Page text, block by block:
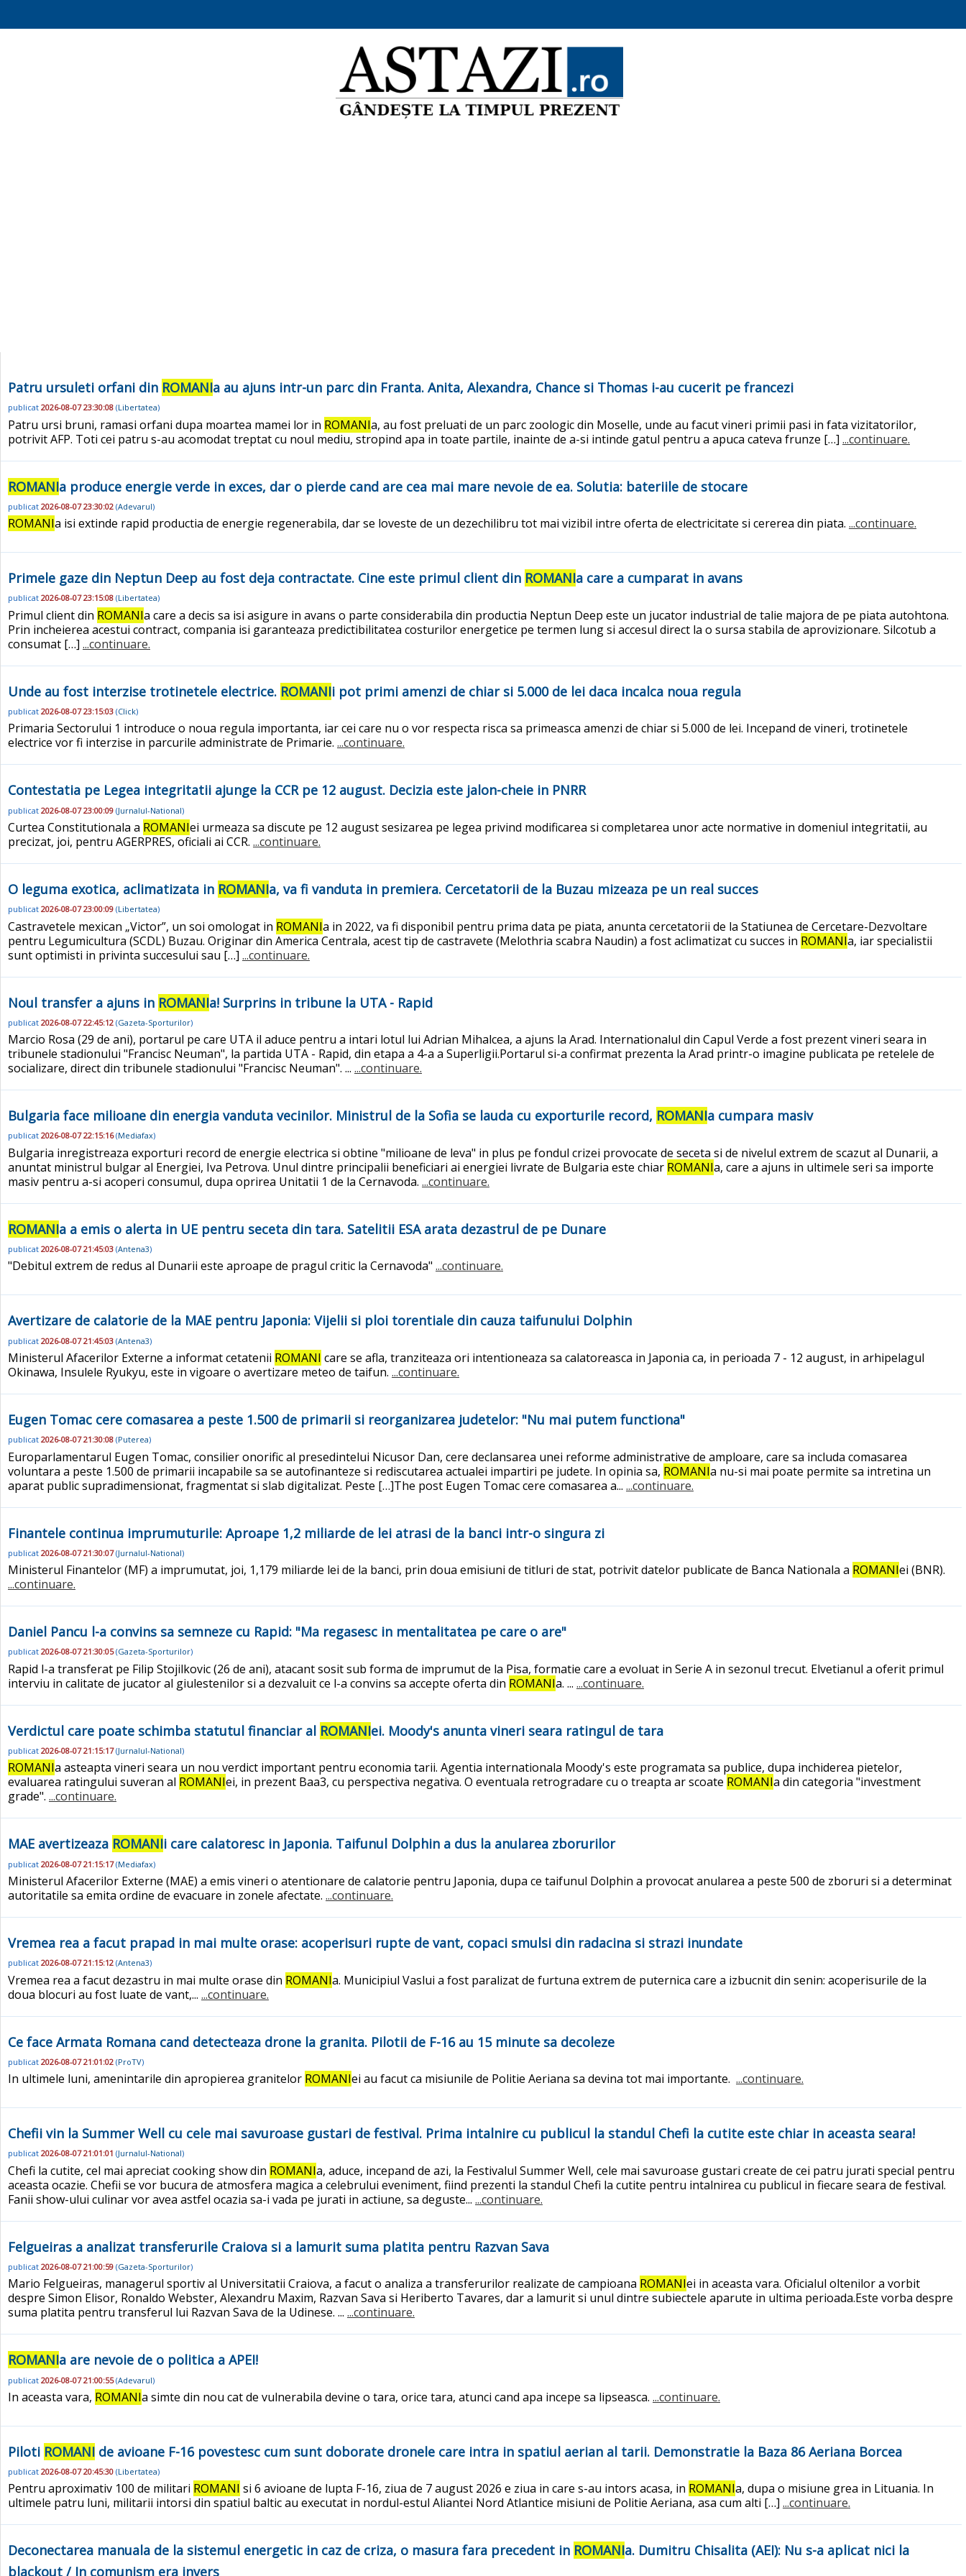
Patru ursuleti orfani din ROMANIa au ajuns intr-un parc din Franta. Anita, Alexandra, Chance si Thomas i-au cucerit pe francezi
publicat 2026-08-07 23:30:08 (Libertatea)
Patru ursi bruni, ramasi orfani dupa moartea mamei lor in ROMANIa, au fost preluati de un parc zoologic din Moselle, unde au facut vineri primii pasi in fata vizitatorilor,
potrivit AFP. Toti cei patru s-au acomodat treptat cu noul mediu, stropind apa in toate partile, inainte de a-si intinde gatul pentru a apuca cateva frunze […] ...continuare.
ROMANIa produce energie verde in exces, dar o pierde cand are cea mai mare nevoie de ea. Solutia: bateriile de stocare
publicat 2026-08-07 23:30:02 (Adevarul)
ROMANIa isi extinde rapid productia de energie regenerabila, dar se loveste de un dezechilibru tot mai vizibil intre oferta de electricitate si cererea din piata. ...continuare.
Primele gaze din Neptun Deep au fost deja contractate. Cine este primul client din ROMANIa care a cumparat in avans
publicat 2026-08-07 23:15:08 (Libertatea)
Primul client din ROMANIa care a decis sa isi asigure in avans o parte considerabila din productia Neptun Deep este un jucator industrial de talie majora de pe piata autohtona.
Prin incheierea acestui contract, compania isi garanteaza predictibilitatea costurilor energetice pe termen lung si accesul direct la o sursa stabila de aprovizionare. Silcotub a
consumat […] ...continuare.
Unde au fost interzise trotinetele electrice. ROMANIi pot primi amenzi de chiar si 5.000 de lei daca incalca noua regula
publicat 2026-08-07 23:15:03 (Click)
Primaria Sectorului 1 introduce o noua regula importanta, iar cei care nu o vor respecta risca sa primeasca amenzi de chiar si 5.000 de lei. Incepand de vineri, trotinetele
electrice vor fi interzise in parcurile administrate de Primarie. ...continuare.
Contestatia pe Legea integritatii ajunge la CCR pe 12 august. Decizia este jalon-cheie in PNRR
publicat 2026-08-07 23:00:09 (Jurnalul-National)
Curtea Constitutionala a ROMANIei urmeaza sa discute pe 12 august sesizarea pe legea privind modificarea si completarea unor acte normative in domeniul integritatii, au
precizat, joi, pentru AGERPRES, oficiali ai CCR. ...continuare.
O leguma exotica, aclimatizata in ROMANIa, va fi vanduta in premiera. Cercetatorii de la Buzau mizeaza pe un real succes
publicat 2026-08-07 23:00:09 (Libertatea)
Castravetele mexican „Victor”, un soi omologat in ROMANIa in 2022, va fi disponibil pentru prima data pe piata, anunta cercetatorii de la Statiunea de Cercetare-Dezvoltare
pentru Legumicultura (SCDL) Buzau. Originar din America Centrala, acest tip de castravete (Melothria scabra Naudin) a fost aclimatizat cu succes in ROMANIa, iar specialistii
sunt optimisti in privinta succesului sau […] ...continuare.
Noul transfer a ajuns in ROMANIa! Surprins in tribune la UTA - Rapid
publicat 2026-08-07 22:45:12 (Gazeta-Sporturilor)
Marcio Rosa (29 de ani), portarul pe care UTA il aduce pentru a intari lotul lui Adrian Mihalcea, a ajuns la Arad. Internationalul din Capul Verde a fost prezent vineri seara in
tribunele stadionului "Francisc Neuman", la partida UTA - Rapid, din etapa a 4-a a Superligii.Portarul si-a confirmat prezenta la Arad printr-o imagine publicata pe retelele de
socializare, direct din tribunele stadionului "Francisc Neuman". ... ...continuare.
Bulgaria face milioane din energia vanduta vecinilor. Ministrul de la Sofia se lauda cu exporturile record, ROMANIa cumpara masiv
publicat 2026-08-07 22:15:16(Mediafax)
Bulgaria inregistreaza exporturi record de energie electrica si obtine "milioane de leva" in plus pe fondul crizei provocate de seceta si de nivelul extrem de scazut al Dunarii, a
anuntat ministrul bulgar al Energiei, Iva Petrova. Unul dintre principalii beneficiari ai energiei livrate de Bulgaria este chiar ROMANIa, care a ajuns in ultimele seri sa importe
masiv pentru a-si acoperi consumul, dupa oprirea Unitatii 1 de la Cernavoda. ...continuare.
ROMANIa a emis o alerta in UE pentru seceta din tara. Satelitii ESA arata dezastrul de pe Dunare
publicat 2026-08-07 21:45:03 (Antena3)
"Debitul extrem de redus al Dunarii este aproape de pragul critic la Cernavoda" ...continuare.
Avertizare de calatorie de la MAE pentru Japonia: Vijelii si ploi torentiale din cauza taifunului Dolphin
publicat 2026-08-07 21:45:03 (Antena3)
Ministerul Afacerilor Externe a informat cetatenii ROMANI care se afla, tranziteaza ori intentioneaza sa calatoreasca in Japonia ca, in perioada 7 - 12 august, in arhipelagul
Okinawa, Insulele Ryukyu, este in vigoare o avertizare meteo de taifun. ...continuare.
Eugen Tomac cere comasarea a peste 1.500 de primarii si reorganizarea judetelor: "Nu mai putem functiona"
publicat 2026-08-07 21:30:08 (Puterea)
Europarlamentarul Eugen Tomac, consilier onorific al presedintelui Nicusor Dan, cere declansarea unei reforme administrative de amploare, care sa includa comasarea
voluntara a peste 1.500 de primarii incapabile sa se autofinanteze si rediscutarea actualei impartiri pe judete. In opinia sa, ROMANIa nu-si mai poate permite sa intretina un
aparat public supradimensionat, fragmentat si slab digitalizat. Peste […]The post Eugen Tomac cere comasarea a... ...continuare.
Finantele continua imprumuturile: Aproape 1,2 miliarde de lei atrasi de la banci intr-o singura zi
publicat 2026-08-07 21:30:07(Jurnalul-National)
Ministerul Finantelor (MF) a imprumutat, joi, 1,179 miliarde lei de la banci, prin doua emisiuni de titluri de stat, potrivit datelor publicate de Banca Nationala a ROMANIei (BNR).
...continuare.
Daniel Pancu l-a convins sa semneze cu Rapid: "Ma regasesc in mentalitatea pe care o are"
publicat 2026-08-07 21:30:05(Gazeta-Sporturilor)
Rapid l-a transferat pe Filip Stojilkovic (26 de ani), atacant sosit sub forma de imprumut de la Pisa, formatie care a evoluat in Serie A in sezonul trecut. Elvetianul a oferit primul
interviu in calitate de jucator al giulestenilor si a dezvaluit ce l-a convins sa accepte oferta din ROMANIa. ... ...continuare.
Verdictul care poate schimba statutul financiar al ROMANIei. Moody's anunta vineri seara ratingul de tara
publicat 2026-08-07 21:15:17(Jurnalul-National)
ROMANIa asteapta vineri seara un nou verdict important pentru economia tarii. Agentia internationala Moody's este programata sa publice, dupa inchiderea pietelor,
evaluarea ratingului suveran al ROMANIei, in prezent Baa3, cu perspectiva negativa. O eventuala retrogradare cu o treapta ar scoate ROMANIa din categoria "investment
grade". ...continuare.
MAE avertizeaza ROMANIi care calatoresc in Japonia. Taifunul Dolphin a dus la anularea zborurilor
publicat 2026-08-07 21:15:17(Mediafax)
Ministerul Afacerilor Externe (MAE) a emis vineri o atentionare de calatorie pentru Japonia, dupa ce taifunul Dolphin a provocat anularea a peste 500 de zboruri si a determinat
autoritatile sa emita ordine de evacuare in zonele afectate. ...continuare.
Vremea rea a facut prapad in mai multe orase: acoperisuri rupte de vant, copaci smulsi din radacina si strazi inundate
publicat 2026-08-07 21:15:12 (Antena3)
Vremea rea a facut dezastru in mai multe orase din ROMANIa. Municipiul Vaslui a fost paralizat de furtuna extrem de puternica care a izbucnit din senin: acoperisurile de la
doua blocuri au fost luate de vant,... ...continuare.
Ce face Armata Romana cand detecteaza drone la granita. Pilotii de F-16 au 15 minute sa decoleze
publicat 2026-08-07 21:01:02 (ProTV)
In ultimele luni, amenintarile din apropierea granitelor ROMANIei au facut ca misiunile de Politie Aeriana sa devina tot mai importante. ...continuare.
Chefii vin la Summer Well cu cele mai savuroase gustari de festival. Prima intalnire cu publicul la standul Chefi la cutite este chiar in aceasta seara!
publicat 2026-08-07 21:01:01 (Jurnalul-National)
Chefi la cutite, cel mai apreciat cooking show din ROMANIa, aduce, incepand de azi, la Festivalul Summer Well, cele mai savuroase gustari create de cei patru jurati special pentru
aceasta ocazie. Chefii se vor bucura de atmosfera magica a celebrului eveniment, fiind prezenti la standul Chefi la cutite pentru intalnirea cu publicul in fiecare seara de festival.
Fanii show-ului culinar vor avea astfel ocazia sa-i vada pe jurati in actiune, sa deguste... ...continuare.
Felgueiras a analizat transferurile Craiova si a lamurit suma platita pentru Razvan Sava
publicat 2026-08-07 21:00:59 (Gazeta-Sporturilor)
Mario Felgueiras, managerul sportiv al Universitatii Craiova, a facut o analiza a transferurilor realizate de campioana ROMANIei in aceasta vara. Oficialul oltenilor a vorbit
despre Simon Elisor, Ronaldo Webster, Alexandru Maxim, Razvan Sava si Heriberto Tavares, dar a lamurit si unul dintre subiectele aparute in ultima perioada.Este vorba despre
suma platita pentru transferul lui Razvan Sava de la Udinese. ... ...continuare.
ROMANIa are nevoie de o politica a APEI!
publicat 2026-08-07 21:00:55(Adevarul)
In aceasta vara, ROMANIa simte din nou cat de vulnerabila devine o tara, orice tara, atunci cand apa incepe sa lipseasca. ...continuare.
Piloti ROMANI de avioane F-16 povestesc cum sunt doborate dronele care intra in spatiul aerian al tarii. Demonstratie la Baza 86 Aeriana Borcea
publicat 2026-08-07 20:45:30 (Libertatea)
Pentru aproximativ 100 de militari ROMANI si 6 avioane de lupta F-16, ziua de 7 august 2026 e ziua in care s-au intors acasa, in ROMANIa, dupa o misiune grea in Lituania. In
ultimele patru luni, militarii intorsi din spatiul baltic au executat in nordul-estul Aliantei Nord Atlantice misiuni de Politie Aeriana, asa cum alti […] ...continuare.
Deconectarea manuala de la sistemul energetic in caz de criza, o masura fara precedent in ROMANIa. Dumitru Chisalita (AEI): Nu s-a aplicat nici la
blackout / In comunism era invers